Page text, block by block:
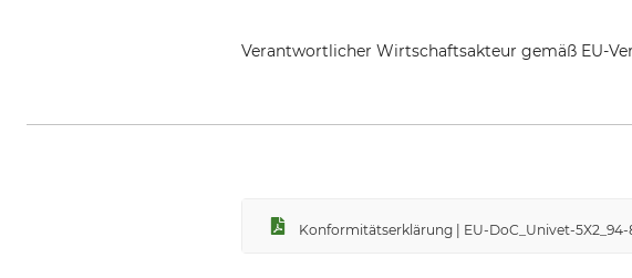
Verantwortlicher Wirtschaftsakteur gemäß EU-
Konformitätserklärung | EU-DoC_Univet-5X2_94-